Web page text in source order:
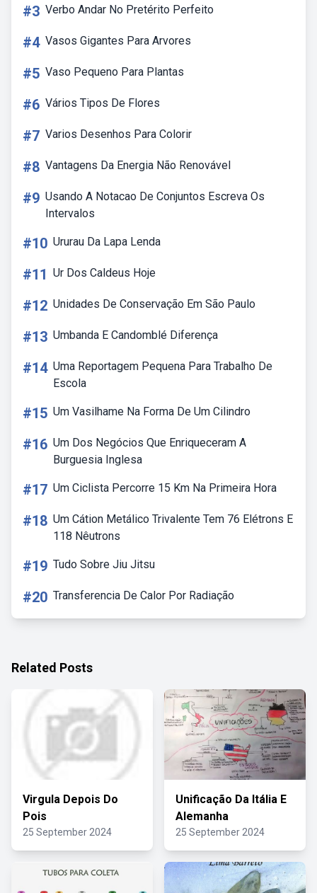
#3 Verbo Andar No Pretérito Perfeito
#4 Vasos Gigantes Para Arvores
#5 Vaso Pequeno Para Plantas
#6 Vários Tipos De Flores
#7 Varios Desenhos Para Colorir
#8 Vantagens Da Energia Não Renovável
#9 Usando A Notacao De Conjuntos Escreva Os
Intervalos
#10 Ururau Da Lapa Lenda
#11 Ur Dos Caldeus Hoje
#12 Unidades De Conservação Em São Paulo
#13 Umbanda E Candomblé Diferença
#14 Uma Reportagem Pequena Para Trabalho De
Escola
#15 Um Vasilhame Na Forma De Um Cilindro
#16 Um Dos Negócios Que Enriqueceram A
Burguesia Inglesa
#17 Um Ciclista Percorre 15 Km Na Primeira Hora
#18 Um Cátion Metálico Trivalente Tem 76 Elétrons E
118 Nêutrons
#19 Tudo Sobre Jiu Jitsu
#20 Transferencia De Calor Por Radiação
Related Posts
Virgula Depois Do
Pois
25 September 2024
Unificação Da Itália E
Alemanha
25 September 2024